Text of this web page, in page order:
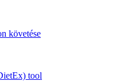
követése
tool